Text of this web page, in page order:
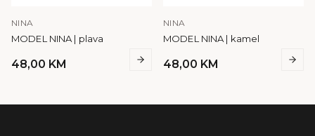
NINA
MODEL NINA | plava
48,00 KM
NINA
MODEL NINA | kamel
48,00 KM